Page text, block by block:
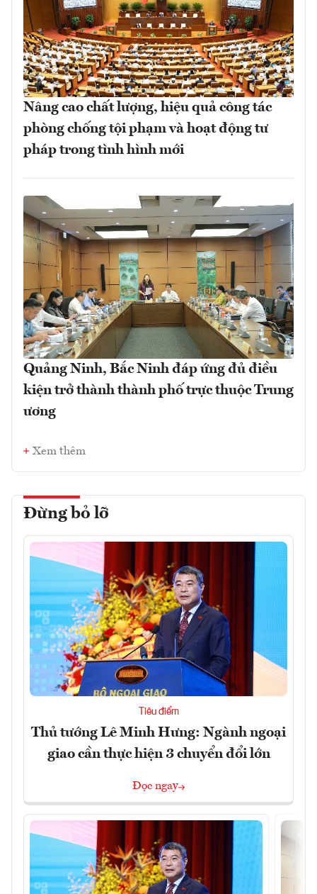
Nâng cao chất lượng, hiệu quả công tác
phòng chống tội phạm và hoạt động tư
pháp trong tình hình mới
Quảng Ninh, Bắc Ninh đáp ứng đủ điều
kiện trở thành thành phố trực thuộc Trung
ương
Xem thêm
Đừng bỏ lỡ
Tiêu điểm
Thủ tướng Lê Minh Hưng: Ngành ngoại
giao cần thực hiện 3 chuyển đổi lớn
Đọc ngay